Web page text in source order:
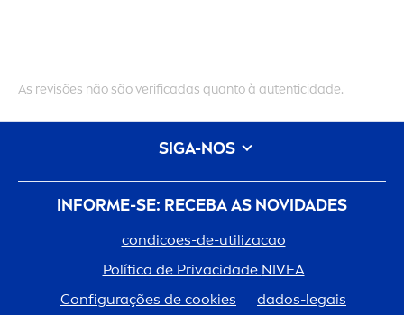
As revisões não são verificadas quanto à autenticidade.
INFORME-SE: RECEBA AS NOVIDADES
condicoes-de-utilizacao
Política de Privacidade NIVEA
Configurações de cookies
dados-legais
SIGA-NOS